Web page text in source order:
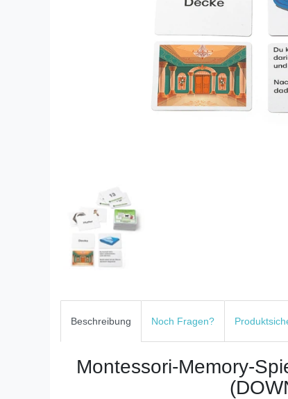
Beschreibung Noch Fragen?
Montessori-Memory-